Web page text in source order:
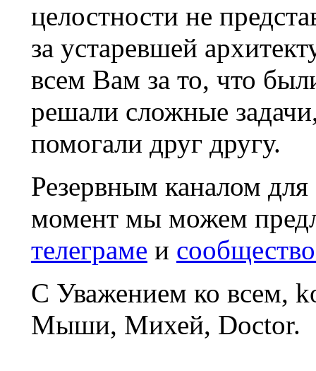
целостности не
за устаревшей
всем Вам за то, что
решали сложные
помогали друг другу.
Резервным каналом
момент мы можем
телеграме и
С Уважением ко всем,
Мыши, Михей, Doctor.